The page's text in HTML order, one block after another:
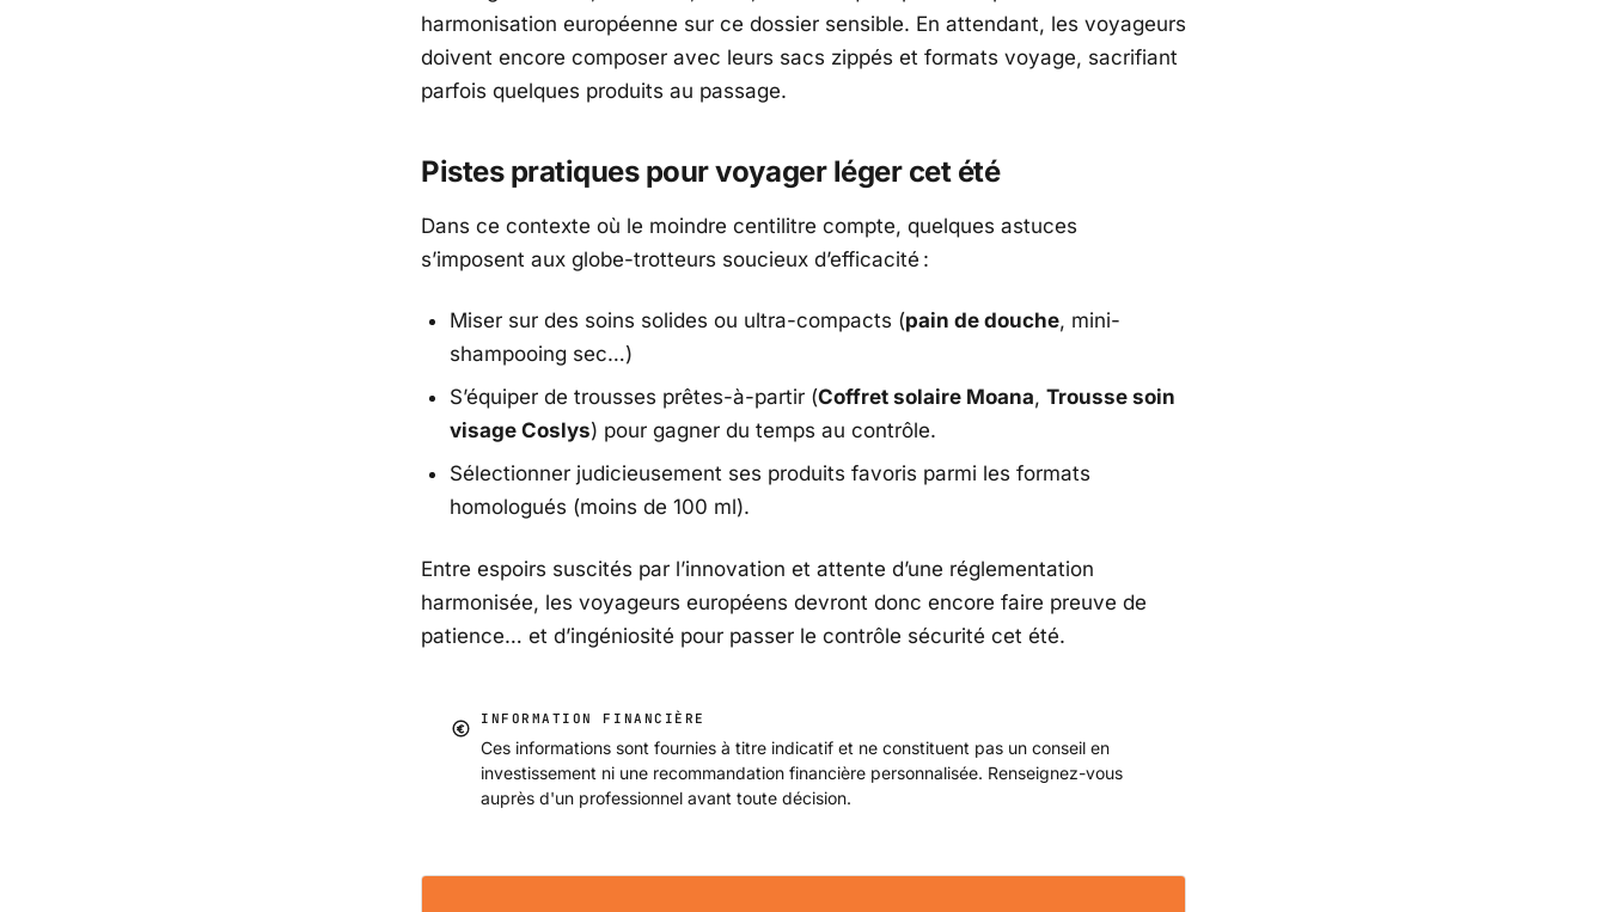
harmonisation européenne sur ce dossier sensible. En attendant, les voyageurs
doivent encore composer avec leurs sacs zippés et formats voyage, sacrifiant
parfois quelques produits au passage.
Pistes pratiques pour voyager léger cet été
Dans ce contexte où le moindre centilitre compte, quelques astuces
s’imposent aux globe-trotteurs soucieux d’efficacité :
Miser sur des soins solides ou ultra-compacts (pain de douche, mini-
shampooing sec…)
S’équiper de trousses prêtes-à-partir (Coffret solaire Moana, Trousse soin
visage Coslys) pour gagner du temps au contrôle.
Sélectionner judicieusement ses produits favoris parmi les formats
homologués (moins de 100 ml).
Entre espoirs suscités par l’innovation et attente d’une réglementation
harmonisée, les voyageurs européens devront donc encore faire preuve de
patience… et d’ingéniosité pour passer le contrôle sécurité cet été.
INFORMATION FINANCIÈRE
Ces informations sont fournies à titre indicatif et ne constituent pas un conseil en
investissement ni une recommandation financière personnalisée. Renseignez-vous
auprès d'un professionnel avant toute décision.